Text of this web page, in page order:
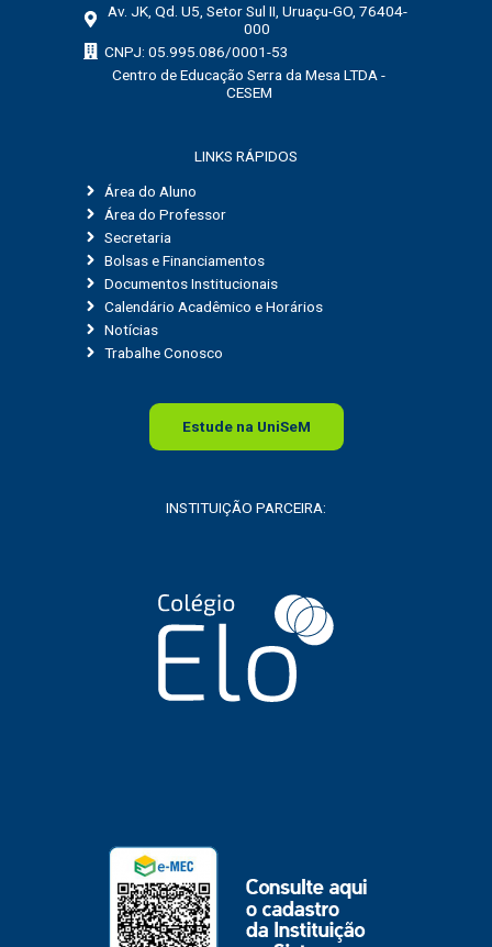
Av. JK, Qd. U5, Setor Sul II, Uruaçu-GO, 76404-
000
CNPJ: 05.995.086/0001-53
Centro de Educação Serra da Mesa LTDA -
CESEM
LINKS RÁPIDOS
Área do Aluno
Área do Professor
Secretaria
Bolsas e Financiamentos
Documentos Institucionais
Calendário Acadêmico e Horários
Notícias
Trabalhe Conosco
Estude na UniSeM
INSTITUIÇÃO PARCEIRA: